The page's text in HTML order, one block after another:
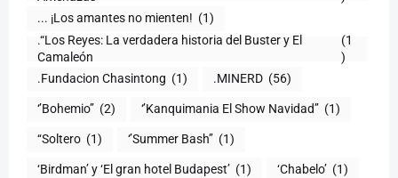
... ¡Los amantes no mienten! (1)
.“Los Reyes: La verdadera historia del Buster y El
Camaleón
(1
)
.Fundacion Chasintong (1) .MINERD (56)
‘’Bohemio’’ (2) ‘’Kanquimania El Show Navidad’’ (1)
‘‘Soltero (1) ‘’Summer Bash’’ (1)
‘Birdman’ y ‘El gran hotel Budapest’ (1) ‘Chabelo’ (1)